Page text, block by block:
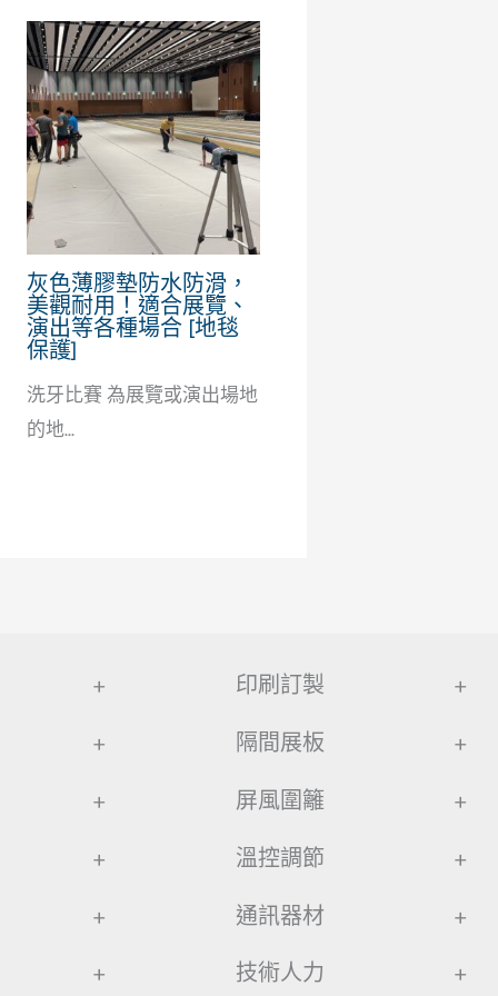
灰色薄膠墊防水防滑，
美觀耐用！適合展覽、
演出等各種場合 [地毯
保護]
洗牙比賽 為展覽或演出場地
的地...
+
+
+
+
+
+
印刷訂製 +
隔間展板 +
屏風圍籬 +
溫控調節 +
通訊器材 +
技術人力 +